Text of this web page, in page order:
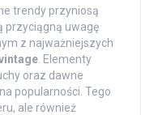
trendy przyniosą
przyciągną uwagę
z najważniejszych
. Elementy
oraz dawne
popularności. Tego
ale również